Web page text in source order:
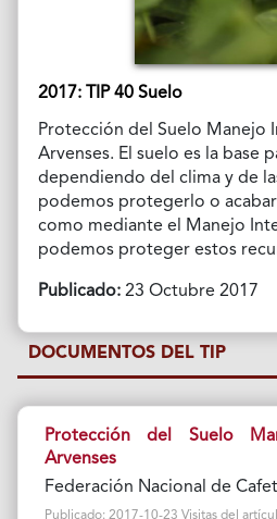
2017: TIP 40 Suelo
Protección del Suelo Manejo
Arvenses. El suelo es la base
dependiendo del clima y de
podemos protegerlo o
como mediante el Manejo
podemos proteger estos
Publicado:23 Octubre 2017
DOCUMENTOS DEL TIP
Protección del Suelo
Arvenses
Federación Nacional de
Publicado: 2017-10-23 Visitas del